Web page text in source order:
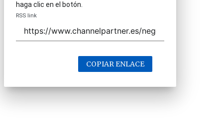
haga clic en el botón.
RSS link
COPIAR ENLACE